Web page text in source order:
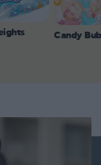
Candy